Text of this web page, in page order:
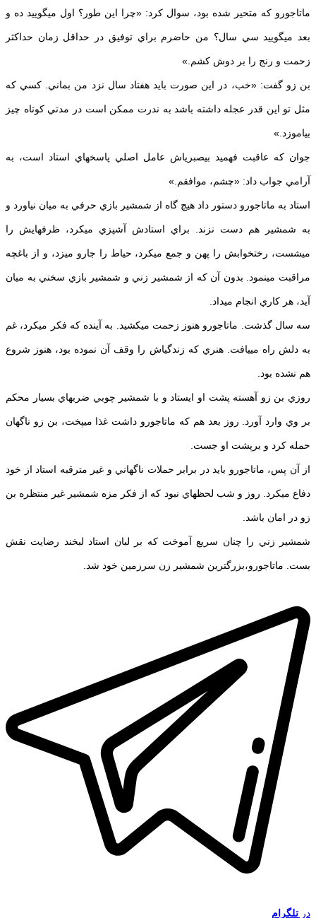
ماتاجورو كه متحير شده بود، سوال كرد: «چرا اين طور؟ اول مي‎گوييد ده و
بعد مي‎گوييد سي سال؟ من حاضرم براي توفيق در حداقل زمان حداكثر
زحمت و رنج را بر دوش كشم.»
بن زو گفت: «خب، در اين صورت بايد هفتاد سال نزد من بماني. كسي كه
مثل تو اين قدر عجله داشته باشد به ندرت ممكن است در مدتي كوتاه چيز
بياموزد.»
جوان كه عاقبت فهميد بي‎صبري‎اش عامل اصلي پاسخ‎هاي استاد است، به
آرامي جواب داد: «چشم، موافقم.»
استاد به ماتاجورو دستور داد هيچ گاه از شمشير بازي حرفي به ميان نياورد و
به شمشير هم دست نزند. براي استادش آشپزي مي‎كرد، ظرف‎هايش را
مي‎شست، رختخوابش را پهن و جمع مي‎كرد، حياط را جارو مي‎زد، و از باغچه
مراقبت مي‎نمود. بدون آن كه از شمشير زني و شمشير بازي سخني به ميان
آيد، هر كاري انجام مي‎داد.
سه سال گذشت. ماتاجورو هنوز زحمت مي‎كشيد. به آينده كه فكر مي‎كرد، غم
به دلش راه مي‎يافت. هنري كه زندگي‏اش را وقف آن نموده بود،‌ هنوز شروع
هم نشده بود.
روزي بن زو آهسته پشت او ايستاد و با شمشير چوبي ضربه‎اي بسيار محكم
بر وي وارد آورد. روز بعد هم كه ماتاجورو داشت غذا مي‎پخت، بن زو ناگهان
حمله كرد و برپشت او جست.
از آن پس، ماتاجورو بايد در برابر حملات ناگهاني و غير مترقبه استاد از خود
دفاع مي‎كرد. روز و شب لحظه‎اي نبود كه از فكر مزه شمشير غير منتظره بن
زو در امان باشد.
شمشير زني را چنان سريع آموخت كه بر لبان استاد لبخند رضايت نقش
بست. ماتاجورو،‌بزرگ‎ترين شمشير زن سرزمين‏ خود شد.
در تلگرام